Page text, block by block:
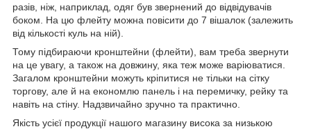
разів, ніж, наприклад, одяг був звернений до відвідувачів
боком. На цю флейту можна повісити до 7 вішалок (залежить
від кількості куль на ній).
Тому підбираючи кронштейни (флейти), вам треба звернути
на це увагу, а також на довжину, яка теж може варіюватися.
Загалом кронштейни можуть кріпитися не тільки на сітку
торгову, але й на економлю панель і на перемичку, рейку та
навіть на стіну. Надзвичайно зручно та практично.
Якість усієї продукції нашого магазину висока за низькою